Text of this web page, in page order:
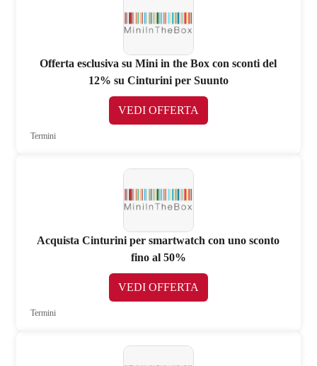
Offerta esclusiva su Mini in the Box con sconti del
12% su Cinturini per Suunto
VEDI OFFERTA
Termini
Acquista Cinturini per smartwatch con uno sconto
fino al 50%
VEDI OFFERTA
Termini